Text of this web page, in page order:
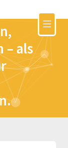
– als